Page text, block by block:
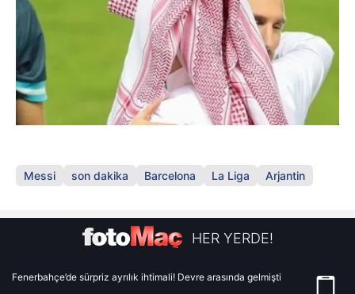
Messi son dakika Barcelona La Liga Arjantin
HER YERDE!
Fenerbahçe’de sürpriz ayrılık ihtimali! Devre arasında gelmişti